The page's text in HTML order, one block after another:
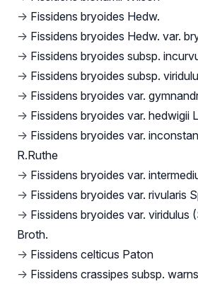
→ Fissidens bryoides Hedw.
→ Fissidens bryoides Hedw. var.
→ Fissidens bryoides subsp.
→ Fissidens bryoides subsp.
→ Fissidens bryoides var.
→ Fissidens bryoides var. hedwigii
→ Fissidens bryoides var.
R.Ruthe
→ Fissidens bryoides var.
→ Fissidens bryoides var. rivularis
→ Fissidens bryoides var. viridulus
Broth.
→ Fissidens celticus Paton
→ Fissidens crassipes subsp.